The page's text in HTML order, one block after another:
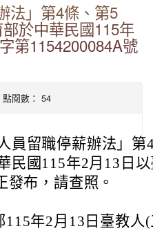
法」第4條、第5
於中華民國115年
第1154200084A號
點閱數： 54
員留職停薪辦法」
民國115年2月13日
發布，請查照。
115年2月13日臺教人